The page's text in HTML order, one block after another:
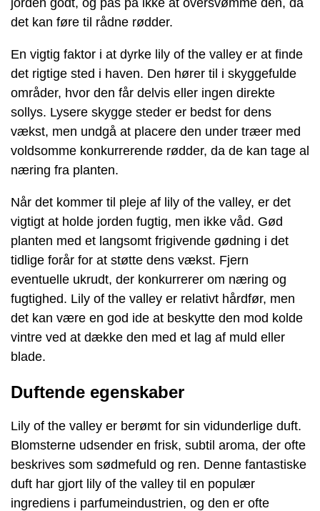
det kan føre til rådne rødder.
En vigtig faktor i at dyrke lily of the valley er at finde
det rigtige sted i haven. Den hører til i skyggefulde
områder, hvor den får delvis eller ingen direkte
sollys. Lysere skygge steder er bedst for dens
vækst, men undgå at placere den under træer med
voldsomme konkurrerende rødder, da de kan tage al
næring fra planten.
Når det kommer til pleje af lily of the valley, er det
vigtigt at holde jorden fugtig, men ikke våd. Gød
planten med et langsomt frigivende gødning i det
tidlige forår for at støtte dens vækst. Fjern
eventuelle ukrudt, der konkurrerer om næring og
fugtighed. Lily of the valley er relativt hårdfør, men
det kan være en god ide at beskytte den mod kolde
vintre ved at dække den med et lag af muld eller
blade.
Duftende egenskaber
Lily of the valley er berømt for sin vidunderlige duft.
Blomsterne udsender en frisk, subtil aroma, der ofte
beskrives som sødmefuld og ren. Denne fantastiske
duft har gjort lily of the valley til en populær
ingrediens i parfumeindustrien, og den er ofte